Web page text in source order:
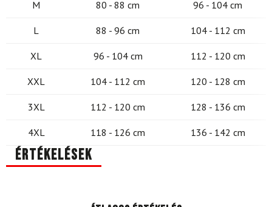
M 80 - 88 cm 96 - 104 cm
L 88 - 96 cm 104 - 112 cm
XL 96 - 104 cm 112 - 120 cm
XXL 104 - 112 cm 120 - 128 cm
3XL 112 - 120 cm 128 - 136 cm
4XL 118 - 126 cm 136 - 142 cm
Értékelések